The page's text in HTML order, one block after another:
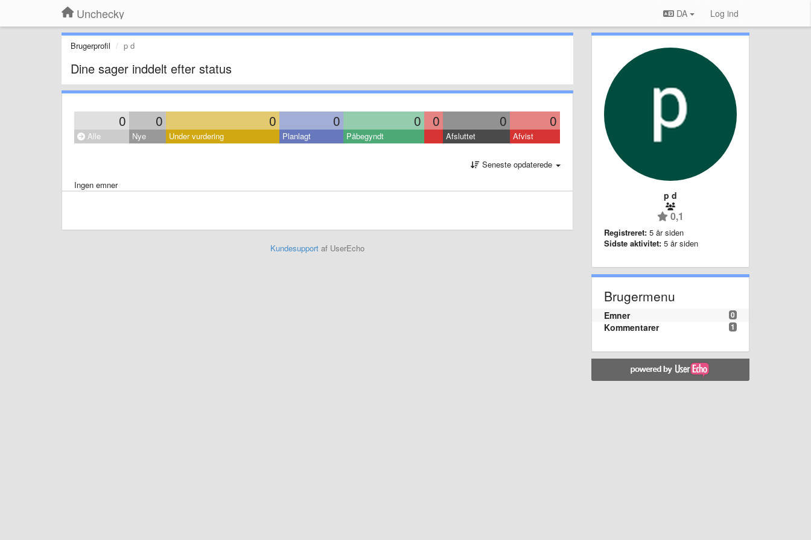
Unchecky DA Log ind
Brugerprofil p d
Dine sager inddelt efter status
0 0 0 0 0 0 0 0
Alle Nye Under vurdering Planlagt Påbegyndt Afsluttet Afvist
Seneste opdaterede
Ingen emner
Kundesupportaf UserEcho
p d
0,1
Registreret: 5 år siden
Sidste aktivitet: 5 år siden
Brugermenu
0
Emner
1
Kommentarer